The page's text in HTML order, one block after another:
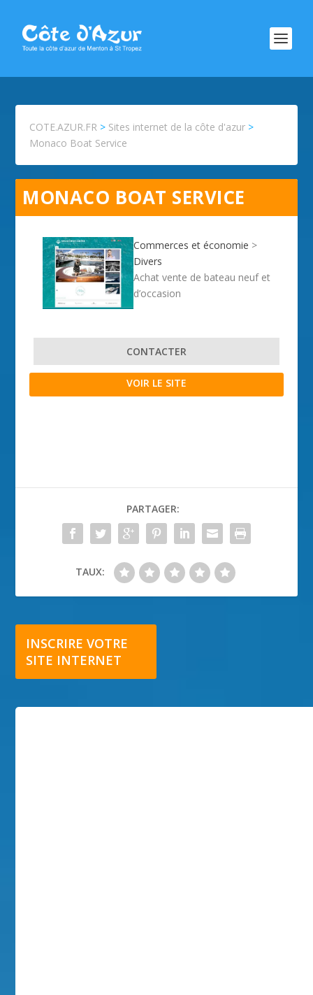
COTE.AZUR.FR > Sites internet de la côte d'azur >
Monaco Boat Service
MONACO BOAT SERVICE
Commerces et économie >
Divers
Achat vente de bateau neuf et
d’occasion
CONTACTER
VOIR LE SITE
PARTAGER:
TAUX:
INSCRIRE VOTRE
SITE INTERNET